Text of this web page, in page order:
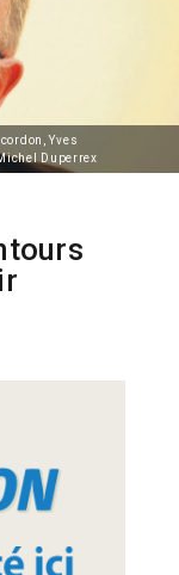
Yves
Duperrex